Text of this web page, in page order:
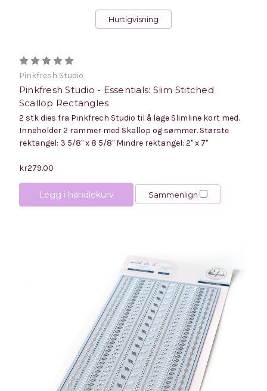
Hurtigvisning
Pinkfresh Studio
Pinkfresh Studio - Essentials: Slim Stitched
Scallop Rectangles
2 stk dies fra Pinkfrech Studio til å lage Slimline kort med.
Inneholder 2 rammer med Skallop og sømmer. Største
rektangel: 3 5/8" x 8 5/8" Mindre rektangel: 2" x 7"
kr279.00
Legg i handlekurv Sammenlign